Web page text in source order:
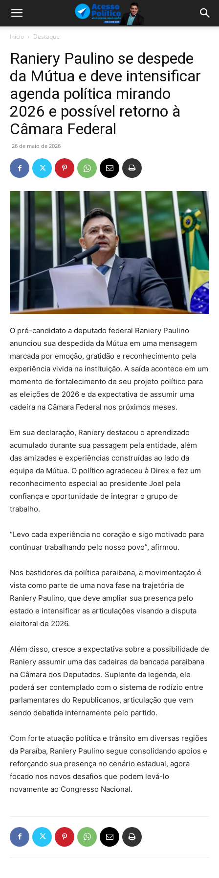
Início Destaque
Raniery Paulino se despede
da Mútua e deve intensificar
agenda política mirando
2026 e possível retorno à
Câmara Federal
26 de maio de 2026
O pré-candidato a deputado federal Raniery Paulino
anunciou sua despedida da Mútua em uma mensagem
marcada por emoção, gratidão e reconhecimento pela
experiência vivida na instituição. A saída acontece em um
momento de fortalecimento de seu projeto político para
as eleições de 2026 e da expectativa de assumir uma
cadeira na Câmara Federal nos próximos meses.
Em sua declaração, Raniery destacou o aprendizado
acumulado durante sua passagem pela entidade, além
das amizades e experiências construídas ao lado da
equipe da Mútua. O político agradeceu à Direx e fez um
reconhecimento especial ao presidente Joel pela
confiança e oportunidade de integrar o grupo de
trabalho.
“Levo cada experiência no coração e sigo motivado para
continuar trabalhando pelo nosso povo”, afirmou.
Nos bastidores da política paraibana, a movimentação é
vista como parte de uma nova fase na trajetória de
Raniery Paulino, que deve ampliar sua presença pelo
estado e intensificar as articulações visando a disputa
eleitoral de 2026.
Além disso, cresce a expectativa sobre a possibilidade de
Raniery assumir uma das cadeiras da bancada paraibana
na Câmara dos Deputados. Suplente da legenda, ele
poderá ser contemplado com o sistema de rodízio entre
parlamentares do Republicanos, articulação que vem
sendo debatida internamente pelo partido.
Com forte atuação política e trânsito em diversas regiões
da Paraíba, Raniery Paulino segue consolidando apoios e
reforçando sua presença no cenário estadual, agora
focado nos novos desafios que podem levá-lo
novamente ao Congresso Nacional.